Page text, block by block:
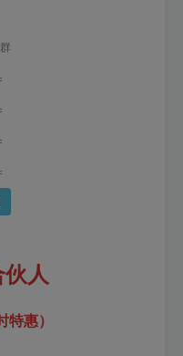
人
惠）